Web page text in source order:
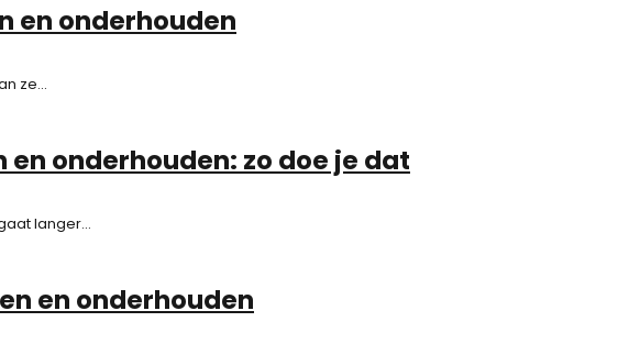
en onderhouden
ze...
onderhouden: zo doe je dat
langer...
en onderhouden